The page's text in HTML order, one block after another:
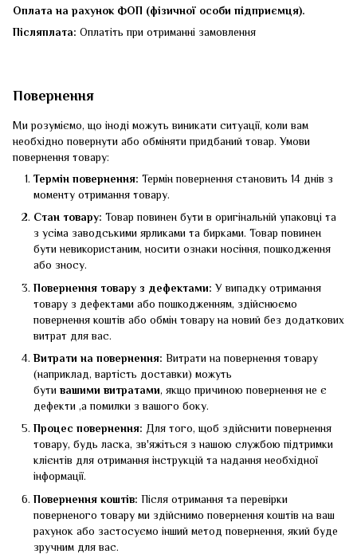
Оплата на рахунок ФОП (фізичної особи підприємця).
Післяплата: Оплатіть при отриманні замовлення
Повернення
Ми розуміємо, що іноді можуть виникати ситуації, коли вам
необхідно повернути або обміняти придбаний товар. Умови
повернення товару:
Термін повернення: Термін повернення становить 14 днів з
моменту отримання товару.
Стан товару: Товар повинен бути в оригінальній упаковці та
з усіма заводськими ярликами та бирками. Товар повинен
бути невикористаним, носити ознаки носіння, пошкодження
або зносу.
Повернення товару з дефектами:У випадку отримання
товару з дефектами або пошкодженням, здійснюємо
повернення коштів або обмін товару на новий без додаткових
витрат для вас.
Витрати на повернення: Витрати на повернення товару
(наприклад, вартість доставки) можуть
бути вашими витратами, якщо причиною повернення не є
дефекти ,а помилки з вашого боку.
Процес повернення: Для того, щоб здійснити повернення
товару, будь ласка, зв'яжіться з нашою службою підтримки
клієнтів для отримання інструкцій та надання необхідної
інформації.
Повернення коштів: Після отримання та перевірки
поверненого товару ми здійснимо повернення коштів на ваш
рахунок або застосуємо інший метод повернення, який буде
зручним для вас.